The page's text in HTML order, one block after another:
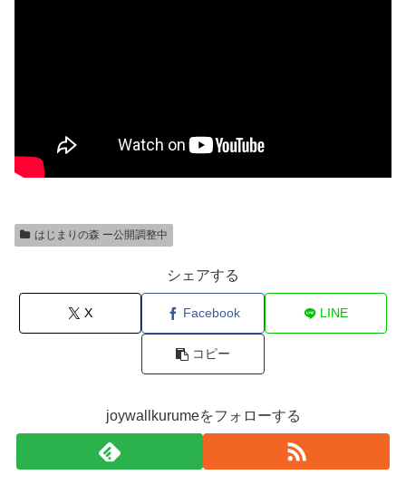
はじまりの森 ー公開調整中
シェアする
X Facebook LINE
コピー
joywallkurumeをフォローする